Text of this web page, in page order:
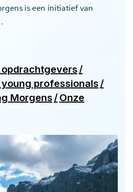
is een initiatief van
/
professionals /
Morgens / Onze